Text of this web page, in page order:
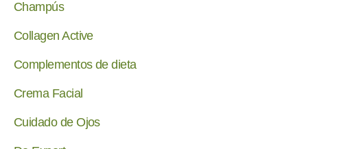
Champús
Collagen Active
Complementos de dieta
Crema Facial
Cuidado de Ojos